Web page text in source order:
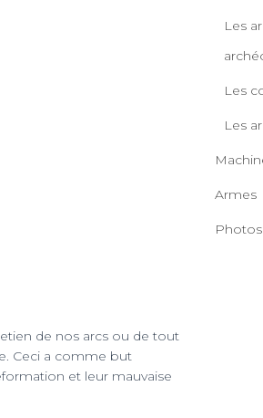
de nos arcs ou de tout
Ceci a comme but
et leur mauvaise
Les
Les
Les
Armes
Photos